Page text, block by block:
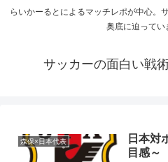
らいかーるとによるマッチレポが中心。
奥底に迫ってい
サッカーの面白い戦
森保×日本代表
日本対
目感～